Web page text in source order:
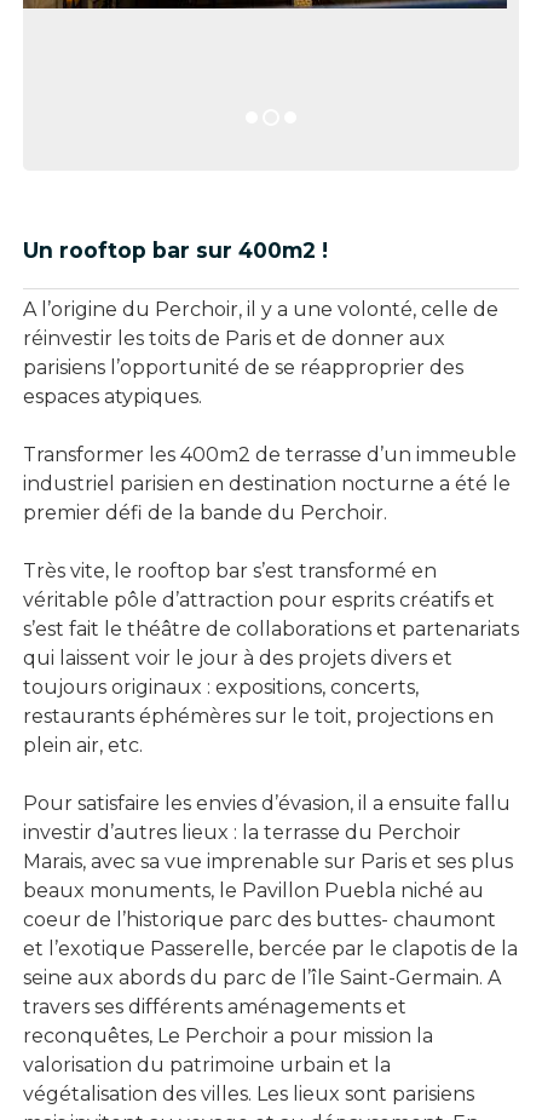
Un rooftop bar sur 400m2 !
A l’origine du Perchoir, il y a une volonté, celle de
réinvestir les toits de Paris et de donner aux
parisiens l’opportunité de se réapproprier des
espaces atypiques.
Transformer les 400m2 de terrasse d’un immeuble
industriel parisien en destination nocturne a été le
premier défi de la bande du Perchoir.
Très vite, le rooftop bar s’est transformé en
véritable pôle d’attraction pour esprits créatifs et
s’est fait le théâtre de collaborations et partenariats
qui laissent voir le jour à des projets divers et
toujours originaux : expositions, concerts,
restaurants éphémères sur le toit, projections en
plein air, etc.
Pour satisfaire les envies d’évasion, il a ensuite fallu
investir d’autres lieux : la terrasse du Perchoir
Marais, avec sa vue imprenable sur Paris et ses plus
beaux monuments, le Pavillon Puebla niché au
coeur de l’historique parc des buttes- chaumont
et l’exotique Passerelle, bercée par le clapotis de la
seine aux abords du parc de l’île Saint-Germain. A
travers ses différents aménagements et
reconquêtes, Le Perchoir a pour mission la
valorisation du patrimoine urbain et la
végétalisation des villes. Les lieux sont parisiens